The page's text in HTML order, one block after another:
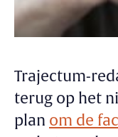
Trajectum-
terug op het
plan om de